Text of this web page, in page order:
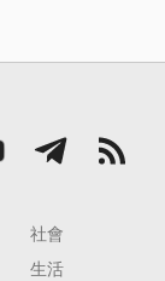
社會
生活